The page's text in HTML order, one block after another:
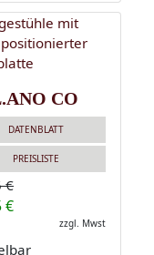
CO
DATENBLATT
PREISLISTE
€
€
zzgl. Mwst